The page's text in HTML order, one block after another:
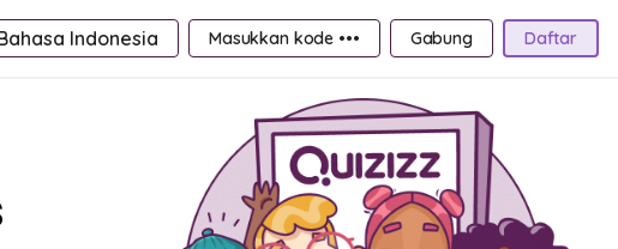
Indonesia Masukkan kode ••• Gabung Daftar